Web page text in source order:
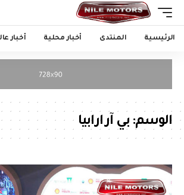
الرئيسية المنتدى أخبار محلية أخبار
الوسم: بي آر ارابيا